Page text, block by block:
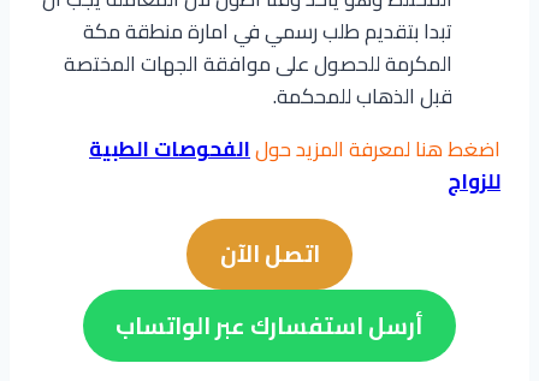
تبدا بتقديم طلب رسمي في امارة منطقة مكة
المكرمة للحصول على موافقة الجهات المختصة
قبل الذهاب للمحكمة.
اضغط هنا لمعرفة المزيد حولالفحوصات الطبية
للزواج
اتصل الآن
أرسل استفسارك عبر الواتساب